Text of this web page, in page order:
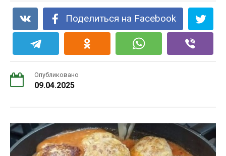
Поделиться на Facebook
Опубликовано
09.04.2025